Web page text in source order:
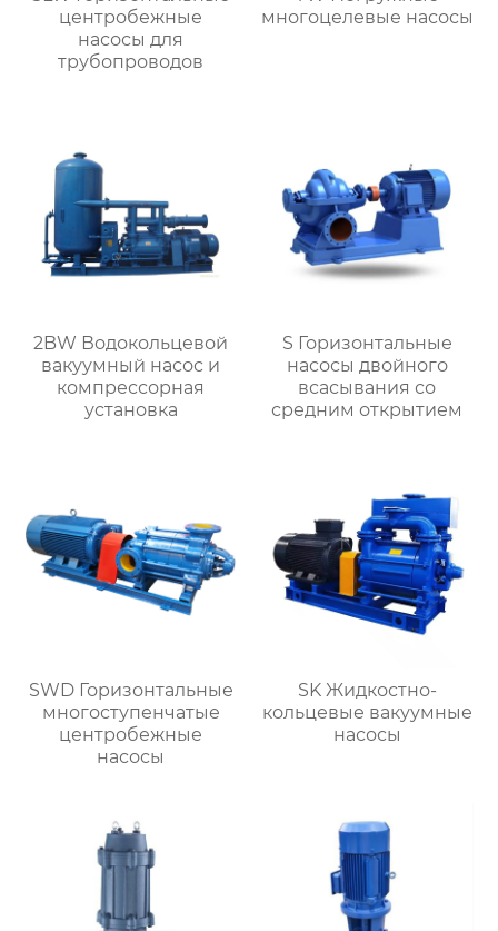
центробежные
насосы для
трубопроводов
многоцелевые насосы
2BW Водокольцевой
вакуумный насос и
компрессорная
установка
S Горизонтальные
насосы двойного
всасывания со
средним открытием
SWD Горизонтальные
многоступенчатые
центробежные
насосы
SK Жидкостно-
кольцевые вакуумные
насосы